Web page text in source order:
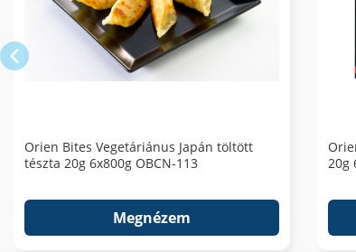
Orien Bites Vegetáriánus Japán töltött
tészta 20g 6x800g OBCN-113
Megnézem
20g